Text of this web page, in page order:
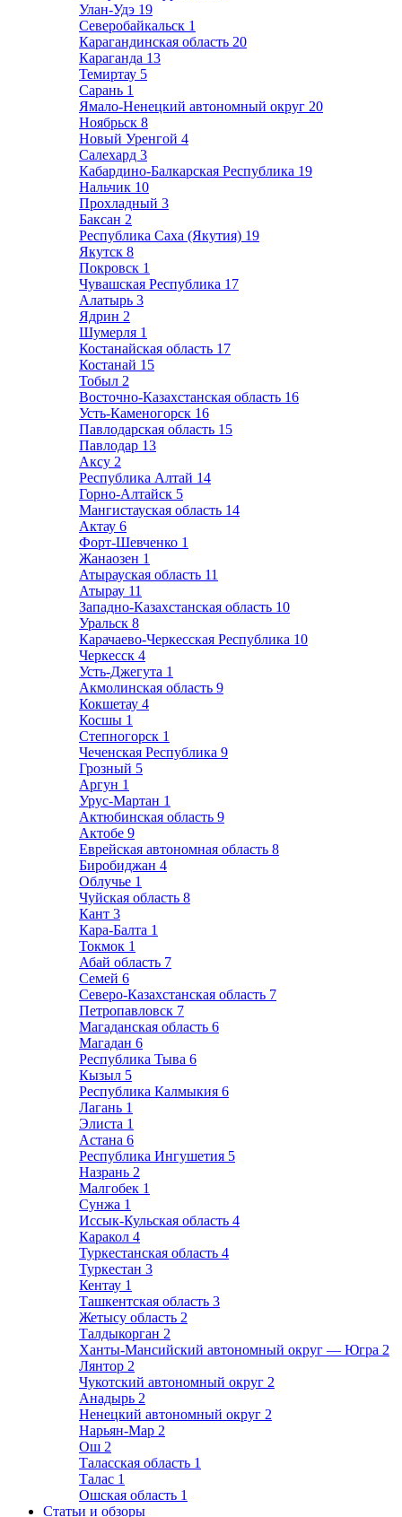
Улан-Удэ 19
Северобайкальск 1
Карагандинская область 20
Караганда 13
Темиртау 5
Сарань 1
Ямало-Ненецкий автономный округ 20
Ноябрьск 8
Новый Уренгой 4
Салехард 3
Кабардино-Балкарская Республика 19
Нальчик 10
Прохладный 3
Баксан 2
Республика Саха (Якутия) 19
Якутск 8
Покровск 1
Чувашская Республика 17
Алатырь 3
Ядрин 2
Шумерля 1
Костанайская область 17
Костанай 15
Тобыл 2
Восточно-Казахстанская область 16
Усть-Каменогорск 16
Павлодарская область 15
Павлодар 13
Аксу 2
Республика Алтай 14
Горно-Алтайск 5
Мангистауская область 14
Актау 6
Форт-Шевченко 1
Жанаозен 1
Атырауская область 11
Атырау 11
Западно-Казахстанская область 10
Уральск 8
Карачаево-Черкесская Республика 10
Черкесск 4
Усть-Джегута 1
Акмолинская область 9
Кокшетау 4
Косшы 1
Степногорск 1
Чеченская Республика 9
Грозный 5
Аргун 1
Урус-Мартан 1
Актюбинская область 9
Актобе 9
Еврейская автономная область 8
Биробиджан 4
Облучье 1
Чуйская область 8
Кант 3
Кара-Балта 1
Токмок 1
Абай область 7
Семей 6
Северо-Казахстанская область 7
Петропавловск 7
Магаданская область 6
Магадан 6
Республика Тыва 6
Кызыл 5
Республика Калмыкия 6
Лагань 1
Элиста 1
Астана 6
Республика Ингушетия 5
Назрань 2
Малгобек 1
Сунжа 1
Иссык-Кульская область 4
Каракол 4
Туркестанская область 4
Туркестан 3
Кентау 1
Ташкентская область 3
Жетысу область 2
Талдыкорган 2
Ханты-Мансийский автономный округ — Югра 2
Лянтор 2
Чукотский автономный округ 2
Анадырь 2
Ненецкий автономный округ 2
Нарьян-Мар 2
Ош 2
Таласская область 1
Талас 1
Ошская область 1
Статьи и обзоры